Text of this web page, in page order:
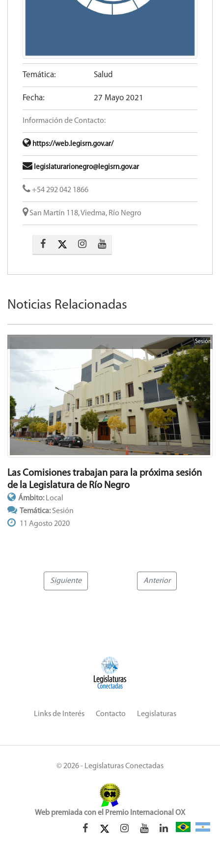
Temática: Salud
Fecha: 27 Mayo 2021
Información de Contacto:
https://web.legisrn.gov.ar/
legislaturarionegro@legisrn.gov.ar
+54 292 042 1866
San Martín 118, Viedma, Río Negro
Noticias Relacionadas
Sesión
Las Comisiones trabajan para la próxima sesión
de la Legislatura de Río Negro
Ámbito: Local
Temática:Sesión
11 Agosto 2020
Siguiente Anterior
Links de Interés Contacto Legislaturas
© 2026 - Legislaturas Conectadas
Web premiada con el Premio Internacional OX